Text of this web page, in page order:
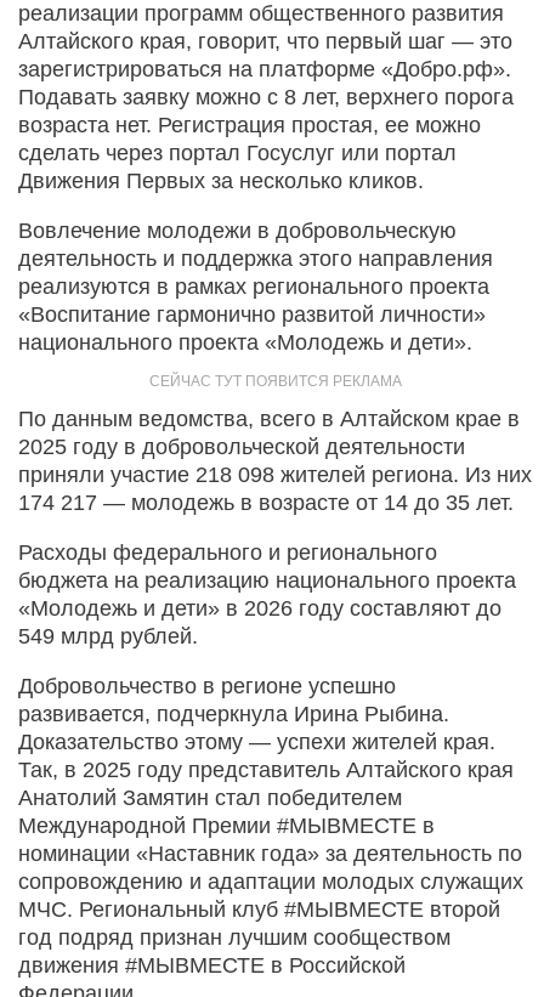
реализации программ общественного развития
Алтайского края, говорит, что первый шаг — это
зарегистрироваться на платформе «Добро.рф».
Подавать заявку можно с 8 лет, верхнего порога
возраста нет. Регистрация простая, ее можно
сделать через портал Госуслуг или портал
Движения Первых за несколько кликов.
Вовлечение молодежи в добровольческую
деятельность и поддержка этого направления
реализуются в рамках регионального проекта
«Воспитание гармонично развитой личности»
национального проекта «Молодежь и дети».
По данным ведомства, всего в Алтайском крае в
2025 году в добровольческой деятельности
приняли участие 218 098 жителей региона. Из них
174 217 — молодежь в возрасте от 14 до 35 лет.
Расходы федерального и регионального
бюджета на реализацию национального проекта
«Молодежь и дети» в 2026 году составляют до
549 млрд рублей.
Добровольчество в регионе успешно
развивается, подчеркнула Ирина Рыбина.
Доказательство этому — успехи жителей края.
Так, в 2025 году представитель Алтайского края
Анатолий Замятин стал победителем
Международной Премии #МЫВМЕСТЕ в
номинации «Наставник года» за деятельность по
сопровождению и адаптации молодых служащих
МЧС. Региональный клуб #МЫВМЕСТЕ второй
год подряд признан лучшим сообществом
движения #МЫВМЕСТЕ в Российской